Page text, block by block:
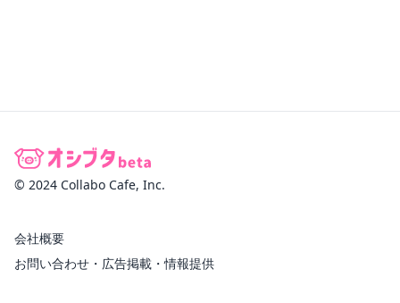
© 2024 Collabo Cafe, Inc.
会社概要
お問い合わせ・広告掲載・情報提供